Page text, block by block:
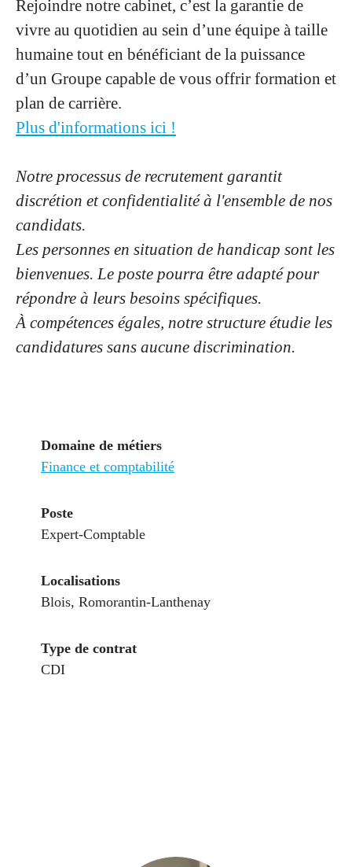
Rejoindre notre cabinet, c’est la garantie de
vivre au quotidien au sein d’une équipe à taille
humaine tout en bénéficiant de la puissance
d’un Groupe capable de vous offrir formation et
plan de carrière.
Plus d'informations ici !
Notre processus de recrutement garantit
discrétion et confidentialité à l'ensemble de nos
candidats.
Les personnes en situation de handicap sont les
bienvenues. Le poste pourra être adapté pour
répondre à leurs besoins spécifiques.
À compétences égales, notre structure étudie les
candidatures sans aucune discrimination.
Domaine de métiers
Finance et comptabilité
Poste
Expert-Comptable
Localisations
Blois, Romorantin-Lanthenay
Type de contrat
CDI